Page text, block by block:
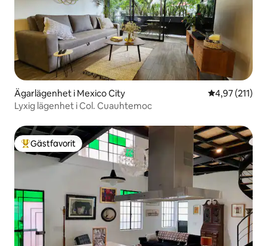
Ägarlägenhet i Mexico City 4,97 av 5 i
4,97 (211)
Lyxig lägenhet i Col. Cuauhtemoc
Populär gästfavorit
Gästfavorit